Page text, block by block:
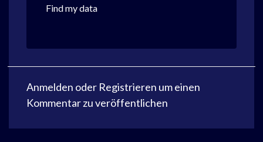
Find my data
Anmelden oder Registrieren um einen
Kommentar zu veröffentlichen